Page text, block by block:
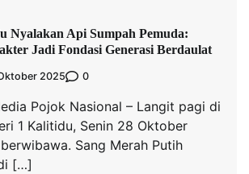
Nyalakan Api Sumpah Pemuda:
Jadi Fondasi Generasi Berdaulat
2025 0
Pojok Nasional – Langit pagi di
1 Kalitidu, Senin 28 Oktober
Sang Merah Putih
[…]